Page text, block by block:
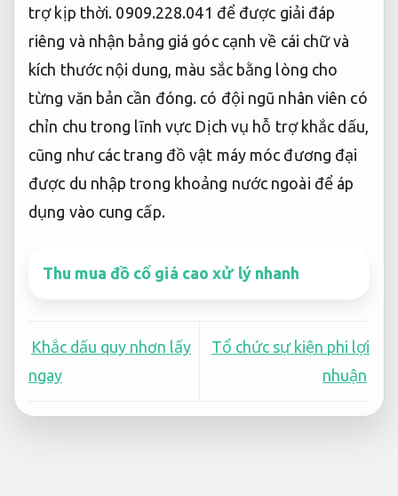
trợ kịp thời. 0909.228.041 để được giải đáp
riêng và nhận bảng giá góc cạnh về cái chữ và
kích thước nội dung, màu sắc bằng lòng cho
từng văn bản cần đóng. có đội ngũ nhân viên có
chỉn chu trong lĩnh vực Dịch vụ hỗ trợ khắc dấu,
cũng như các trang đồ vật máy móc đương đại
được du nhập trong khoảng nước ngoài để áp
dụng vào cung cấp.
Thu mua đồ cổ giá cao xử lý nhanh
Khắc dấu quy nhơn lấy
ngay
Tổ chức sự kiện phi lợi
nhuận